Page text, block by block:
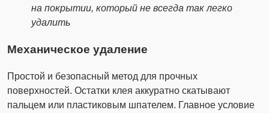
на покрытии, который не всегда так легко
удалить
Механическое удаление
Простой и безопасный метод для прочных
поверхностей. Остатки клея аккуратно скатывают
пальцем или пластиковым шпателем. Главное условие